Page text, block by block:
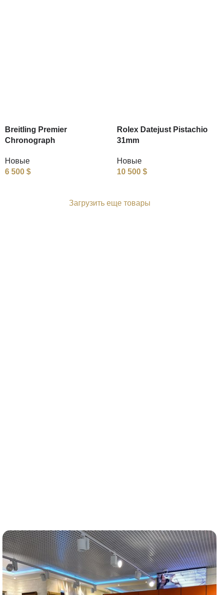
Breitling Premier
Chronograph
Новые
6 500 $
Rolex Datejust Pistachio
31mm
Новые
10 500 $
Загрузить еще товары